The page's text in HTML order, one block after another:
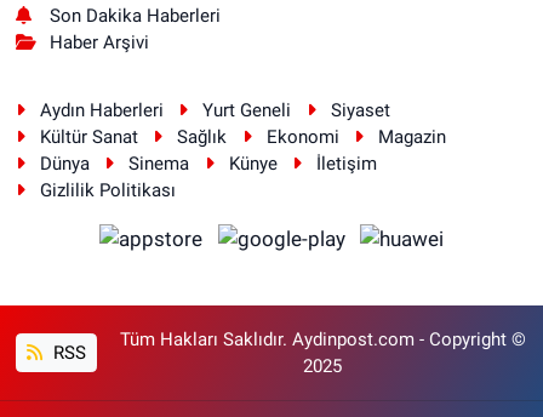
Son Dakika Haberleri
Haber Arşivi
Aydın Haberleri Yurt Geneli
Siyaset
Kültür Sanat
Sağlık Ekonomi
Magazin
Dünya
Sinema Künye
İletişim
Gizlilik Politikası
RSS
Tüm Hakları Saklıdır. Aydinpost.com - Copyright ©
2025